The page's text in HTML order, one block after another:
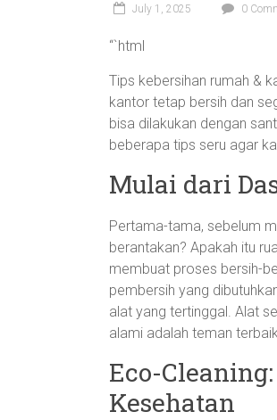
July 1, 2025 0
“`html
Tips kebersihan rumah &
kantor tetap bersih dan
bisa dilakukan dengan
beberapa tips seru agar
Mulai dari
Pertama-tama, sebelum
berantakan? Apakah itu
membuat proses bersih-
pembersih yang
alat yang tertinggal. Alat
alami adalah teman
Eco-
Kesehatan